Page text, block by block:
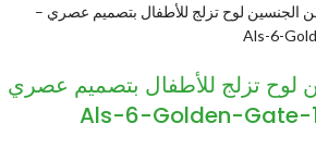
الجنسين لوح تزلج للأطفال بتصميم عصري –
لوح تزلج للأطفال بتصميم عصري